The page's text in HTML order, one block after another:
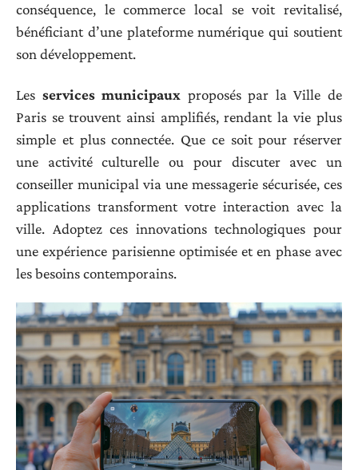
conséquence, le commerce local se voit revitalisé,
bénéficiant d’une plateforme numérique qui soutient
son développement.
Les services municipaux proposés par la Ville de
Paris se trouvent ainsi amplifiés, rendant la vie plus
simple et plus connectée. Que ce soit pour réserver
une activité culturelle ou pour discuter avec un
conseiller municipal via une messagerie sécurisée, ces
applications transforment votre interaction avec la
ville. Adoptez ces innovations technologiques pour
une expérience parisienne optimisée et en phase avec
les besoins contemporains.